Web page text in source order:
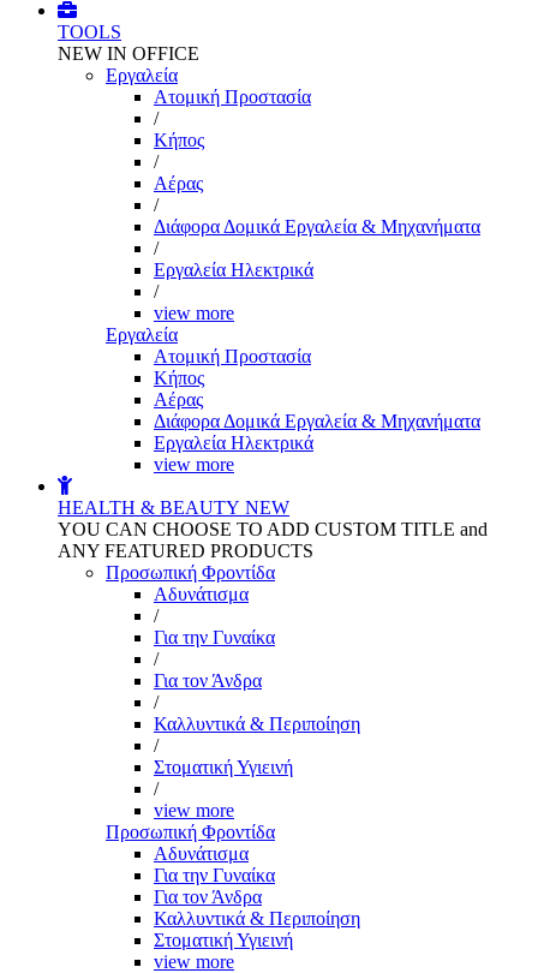
TOOLS
NEW IN OFFICE
Εργαλεία
Aτομική Προστασία
/
Kήπος
/
Αέρας
/
Διάφορα Δομικά Εργαλεία & Μηχανήματα
/
Εργαλεία Ηλεκτρικά
/
view more
Εργαλεία
Aτομική Προστασία
Kήπος
Αέρας
Διάφορα Δομικά Εργαλεία & Μηχανήματα
Εργαλεία Ηλεκτρικά
view more
HEALTH & BEAUTY NEW
YOU CAN CHOOSE TO ADD CUSTOM TITLE and
ANY FEATURED PRODUCTS
Προσωπική Φροντίδα
Αδυνάτισμα
/
Για την Γυναίκα
/
Για τον Άνδρα
/
Καλλυντικά & Περιποίηση
/
Στοματική Υγιεινή
/
view more
Προσωπική Φροντίδα
Αδυνάτισμα
Για την Γυναίκα
Για τον Άνδρα
Καλλυντικά & Περιποίηση
Στοματική Υγιεινή
view more